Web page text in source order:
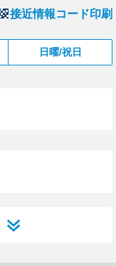
接近情報コード印刷
日曜/祝日